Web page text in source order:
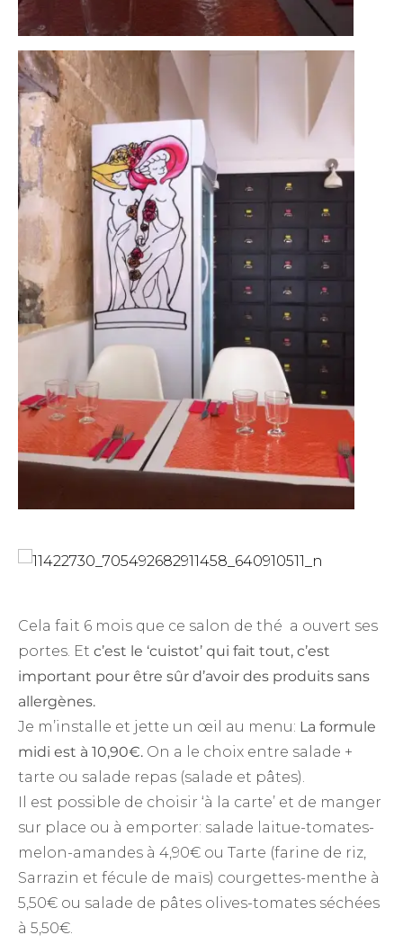
Cela fait 6 mois que ce salon de thé a ouvert ses
portes. Et c’est le ‘cuistot’ qui fait tout, c’est
important pour être sûr d’avoir des produits sans
allergènes.
Je m’installe et jette un œil au menu: La formule
midi est à 10,90€. On a le choix entre salade +
tarte ou salade repas (salade et pâtes).
Il est possible de choisir ‘à la carte’ et de manger
sur place ou à emporter: salade laitue-tomates-
melon-amandes à 4,90€ ou Tarte (farine de riz,
Sarrazin et fécule de maïs) courgettes-menthe à
5,50€ ou salade de pâtes olives-tomates séchées
à 5,50€.